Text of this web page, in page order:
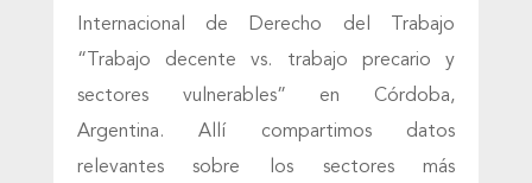
Internacional de Derecho del Trabajo
“Trabajo decente vs. trabajo precario y
sectores vulnerables” en Córdoba,
Argentina. Allí compartimos datos
relevantes sobre los sectores más